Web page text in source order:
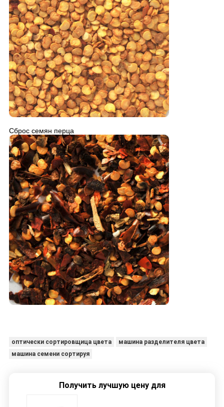
Сброс семян перца
оптически сортировщица цвета
машина разделителя цвета
машина семени сортируя
Получить лучшую цену для